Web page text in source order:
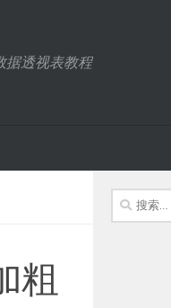
据透视表教程
粗
搜
索：